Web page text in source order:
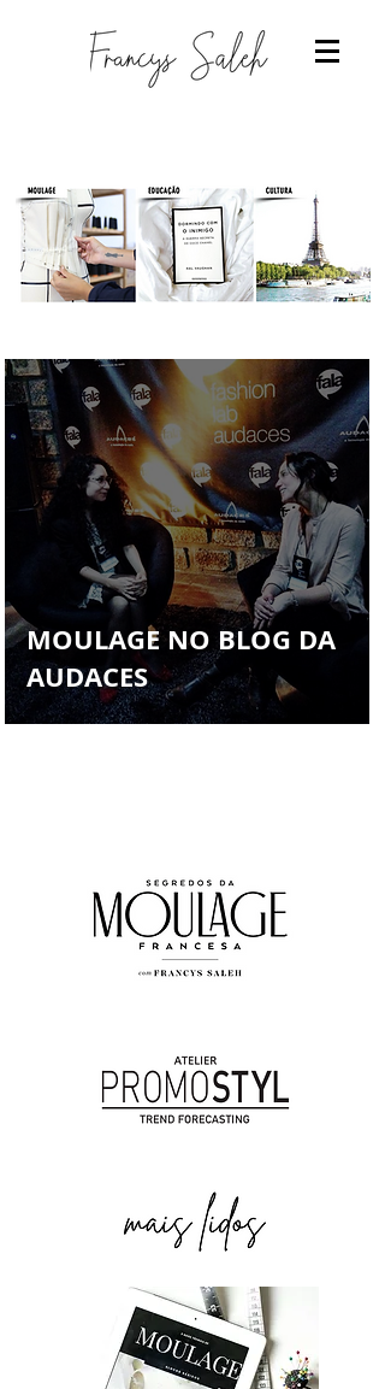
Designer de moda
-Estudantes de
-Trabalhar com
-Estudar Moda
Francys Saleh
MOULAGE NO BLOG DA
AUDACES